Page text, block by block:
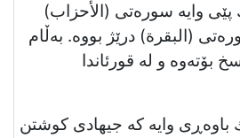
وایە سورەتی (الأحزاب)
(البقرة) درێژ بووە. بەڵام
بۆتەوە و لە قورئاندا
باوەڕی وایە كە جیهادی كوشتن